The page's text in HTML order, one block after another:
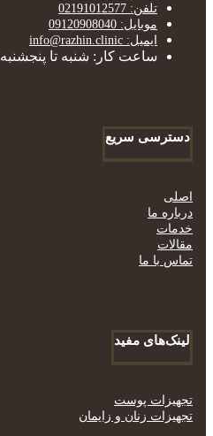
تلفن: 02191012577
موبایل: 09120908040
ایمیل: info@razhin.clinic
ساعت کار: شنبه تا پنجشنبه 10 تا 19
دسترسی سریع
اصلی
درباره ما
خدمات
مقالات
تماس با ما
لینک‌های مفید
تجهیزات پوست
تجهیزات زنان و زایمان